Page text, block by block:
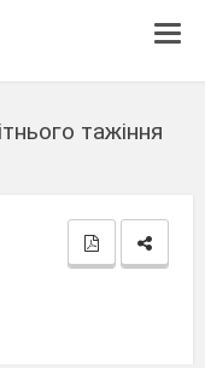
тажіння